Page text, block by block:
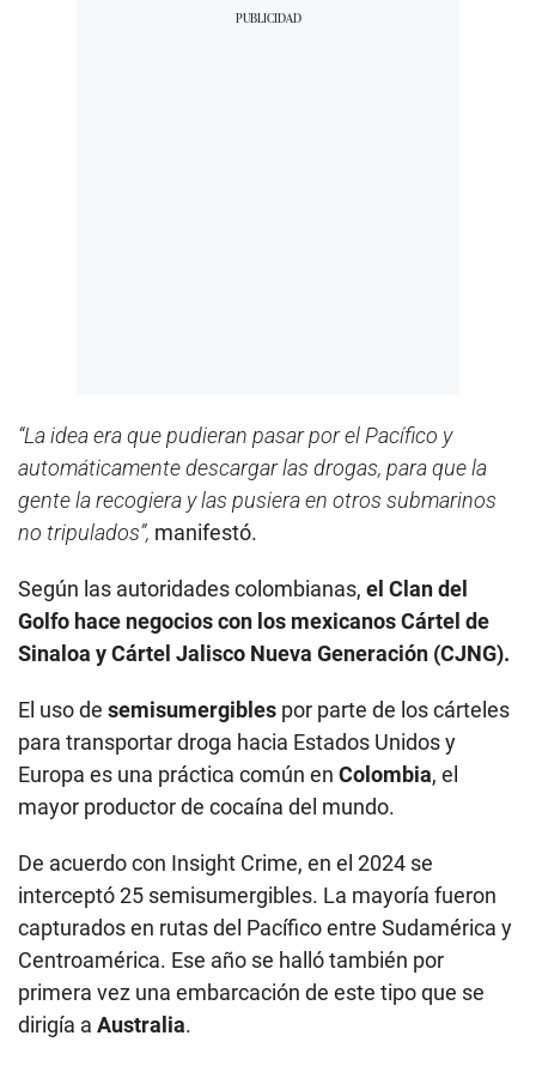
“La idea era que pudieran pasar por el Pacífico y
automáticamente descargar las drogas, para que la
gente la recogiera y las pusiera en otros submarinos
no tripulados”, manifestó.
Según las autoridades colombianas, el Clan del
Golfo hace negocios con los mexicanos Cártel de
Sinaloa y Cártel Jalisco Nueva Generación (CJNG).
El uso de semisumergibles por parte de los cárteles
para transportar droga hacia Estados Unidos y
Europa es una práctica común en Colombia, el
mayor productor de cocaína del mundo.
De acuerdo con Insight Crime, en el 2024 se
interceptó 25 semisumergibles. La mayoría fueron
capturados en rutas del Pacífico entre Sudamérica y
Centroamérica. Ese año se halló también por
primera vez una embarcación de este tipo que se
dirigía a Australia.